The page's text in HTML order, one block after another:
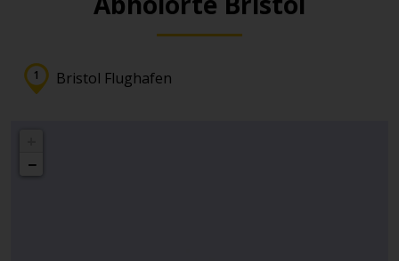
Bristol Flughafen
−